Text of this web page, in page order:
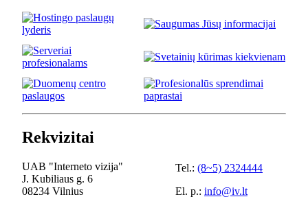
Rekvizitai
UAB "Interneto vizija"
J. Kubiliaus g. 6
08234 Vilnius
Tel.: (8~5) 2324444
El. p.: info@iv.lt